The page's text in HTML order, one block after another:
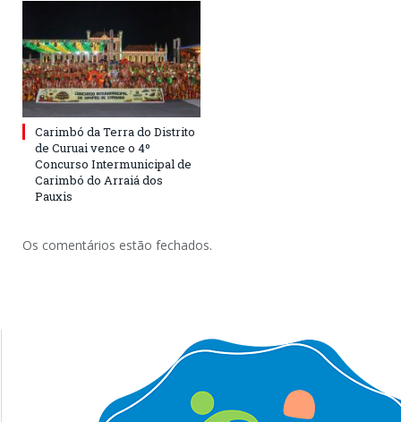
Carimbó da Terra do Distrito
de Curuai vence o 4º
Concurso Intermunicipal de
Carimbó do Arraiá dos
Pauxis
Os comentários estão fechados.